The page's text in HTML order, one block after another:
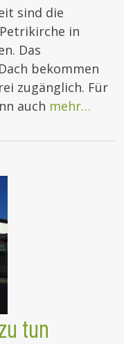
sind die
in
Das
bekommen
zugänglich. Für
auch mehr…
tun